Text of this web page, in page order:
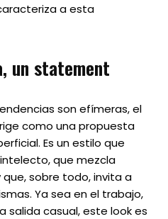
a esta
un statement
son efímeras, el
como una propuesta
Es un estilo que
que mezcla
sobre todo, invita a
Ya sea en el trabajo,
salida casual, este look es